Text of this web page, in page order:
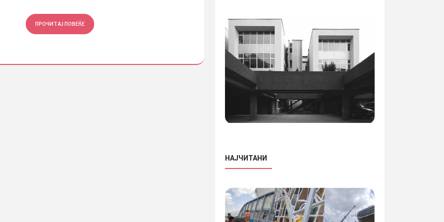
ПРОЧИТАЈ ПОВЕЌЕ
НАЈЧИТАНИ